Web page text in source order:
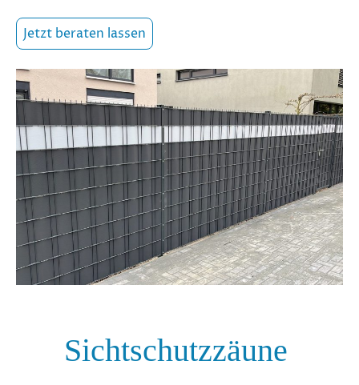
Jetzt beraten lassen
Sichtschutzzäune